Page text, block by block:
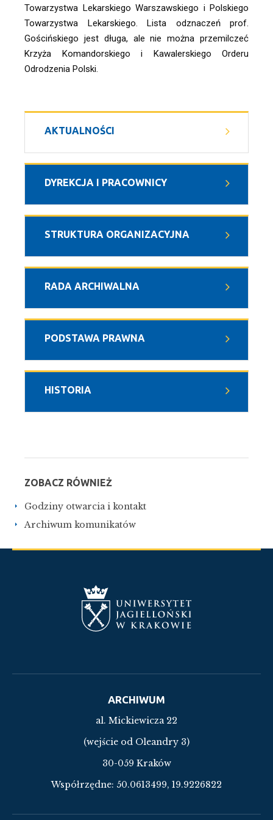
AKTUALNOŚCI
DYREKCJA I PRACOWNICY
STRUKTURA ORGANIZACYJNA
RADA ARCHIWALNA
PODSTAWA PRAWNA
HISTORIA
ZOBACZ RÓWNIEŻ
Godziny otwarcia i kontakt
Archiwum komunikatów
Towarzystwa Lekarskiego Warszawskiego i Polskiego
Towarzystwa Lekarskiego. Lista odznaczeń prof.
Gościńskiego jest długa, ale nie można przemilczeć
Krzyża Komandorskiego i Kawalerskiego Orderu
Odrodzenia Polski.
ARCHIWUM
al. Mickiewicza 22
(wejście od Oleandry 3)
30-059 Kraków
Współrzędne: 50.0613499, 19.9226822